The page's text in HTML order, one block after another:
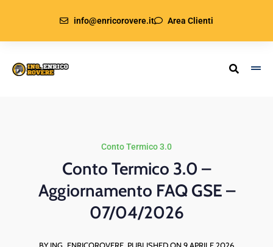
info@enricorovere.it Area Clienti
Conto Termico 3.0
Conto Termico 3.0 –
Aggiornamento FAQ GSE –
07/04/2026